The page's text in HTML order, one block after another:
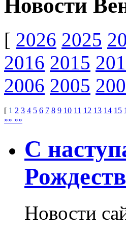
Новости
[ 2026 2025
2016 2015
2006 2005
[ 1 2 3 4 5 6 7 8 9 10 11 12 13 14 15
»» »»
С
Новости